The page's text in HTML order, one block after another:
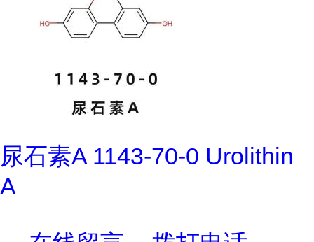
尿石素A 1143-70-0 Urolithin
A